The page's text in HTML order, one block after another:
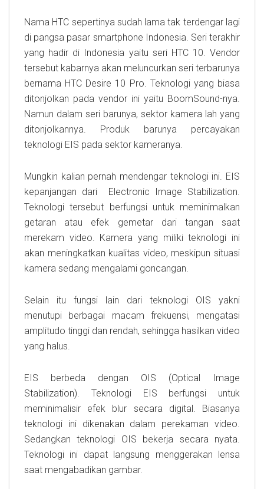
Nama HTC sepertinya sudah lama tak terdengar lagi
di pangsa pasar smartphone Indonesia. Seri terakhir
yang hadir di Indonesia yaitu seri HTC 10. Vendor
tersebut kabarnya akan meluncurkan seri terbarunya
bernama HTC Desire 10 Pro. Teknologi yang biasa
ditonjolkan pada vendor ini yaitu BoomSound-nya.
Namun dalam seri barunya, sektor kamera lah yang
ditonjolkannya. Produk barunya percayakan
teknologi EIS pada sektor kameranya.
Mungkin kalian pernah mendengar teknologi ini. EIS
kepanjangan dari Electronic Image Stabilization.
Teknologi tersebut berfungsi untuk meminimalkan
getaran atau efek gemetar dari tangan saat
merekam video. Kamera yang miliki teknologi ini
akan meningkatkan kualitas video, meskipun situasi
kamera sedang mengalami goncangan.
Selain itu fungsi lain dari teknologi OIS yakni
menutupi berbagai macam frekuensi, mengatasi
amplitudo tinggi dan rendah, sehingga hasilkan video
yang halus.
EIS berbeda dengan OIS (Optical Image
Stabilization). Teknologi EIS berfungsi untuk
meminimalisir efek blur secara digital. Biasanya
teknologi ini dikenakan dalam perekaman video.
Sedangkan teknologi OIS bekerja secara nyata.
Teknologi ini dapat langsung menggerakan lensa
saat mengabadikan gambar.